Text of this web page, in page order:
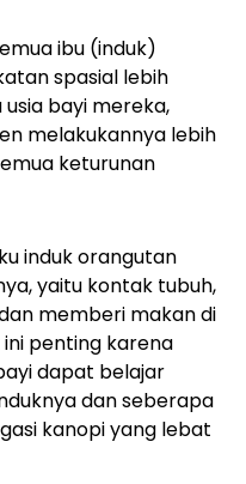
ibu (induk)
spasial lebih
bayi mereka,
melakukannya lebih
keturunan
induk orangutan
yaitu kontak tubuh,
memberi makan di
penting karena
dapat belajar
dan seberapa
kanopi yang lebat